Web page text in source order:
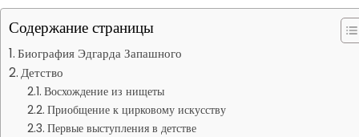
Содержание страницы
Биография Эдгарда Запашного
Детство
Восхождение из нищеты
Приобщение к цирковому искусству
Первые выступления в детстве